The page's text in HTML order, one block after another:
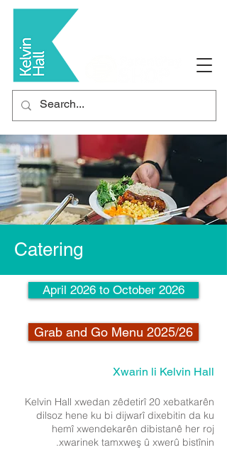
Catering
April 2026 to October 2026
Grab and Go Menu 2025/26
Xwarin li Kelvin Hall
Kelvin Hall xwedan zêdetirî 20 xebatkarên
dilsoz hene ku bi dijwarî dixebitin da ku
hemî xwendekarên dibistanê her roj
xwarinek tamxweş û xwerû bistînin.